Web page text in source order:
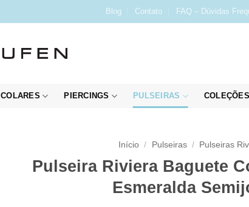
Blog Contato FAQ – Dúvidas
COLARES PIERCINGS PULSEIRAS COLEÇÕES
Início / Pulseiras / Pulseiras
Pulseira Riviera Baguete
Esmeralda